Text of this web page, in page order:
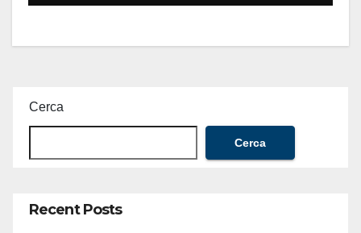
Cerca
Cerca
Recent Posts